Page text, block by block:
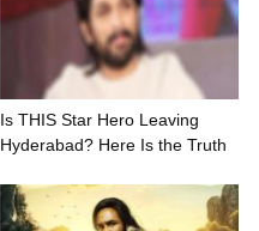
Is THIS Star Hero Leaving
Hyderabad? Here Is the Truth